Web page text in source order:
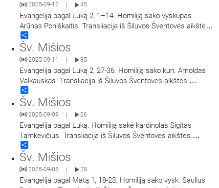
2025-09-12 45
Evangelija pagal Luką 2, 1–14. Homiliją sako vyskupas
Arūnas Poniškaitis. Transliacija iš Šiluvos Šventovės aikštės.
Didieji Švč. Mergelės Marijos Gimimo atlaidai.
Šv. Mišios
2025-09-11 35
Evangelija pagal Luką 2, 27-36. Homiliją sako kun. Arnoldas
Valkauskas. Transliacija iš Šiluvos Šventovės aikštės.
Didieji Švč. Mergelės Marijos Gimimo atlaidai.
Šv. Mišios
2025-09-09 | 26
Evangelija pagal Luką. Homiliją sakė kardinolas Sigitas
Tamkevičius. Transliacija iš Šiluvos Šventovės aikštės.
Didieji Švč. Mergelės Marijos Gimimo atlaidai.
Šv. Mišios
2025-09-08 | 28
Evangelija pagal Matą 1, 18-23. Homiliją sako vysk. Saulius